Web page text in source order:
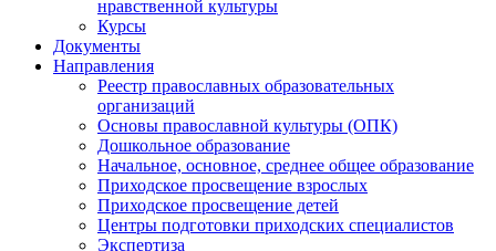
нравственной культуры
Курсы
Документы
Направления
Реестр православных образовательных
организаций
Основы православной культуры (ОПК)
Дошкольное образование
Начальное, основное, среднее общее образование
Приходское просвещение взрослых
Приходское просвещение детей
Центры подготовки приходских специалистов
Экспертиза